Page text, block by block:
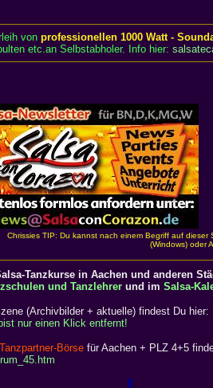
von professionellen 1000 Watt -
etc.an Selbstabholer. Info hier:
Chrissies TIP: Du kannst nach einem Begriff auf dieser
(Windows) oder
Tanzkurse in Aachen und anderen
und Tanzlehrer und im Salsa-
(Archivbilder + aktuelle) findest Du hier:
nur einen Klick entfernt!
Börse für Aachen + PLZ 4+5